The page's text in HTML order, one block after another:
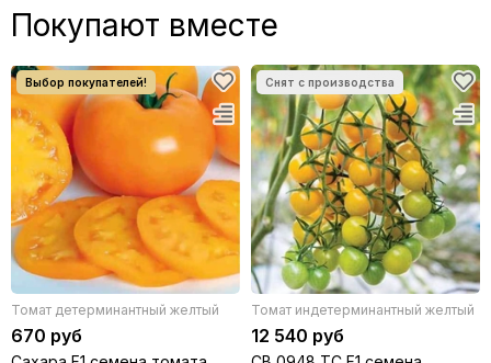
Покупают вместе
Томат детерминантный желтый
670 руб
Томат индетерминантный желтый
12 540 руб